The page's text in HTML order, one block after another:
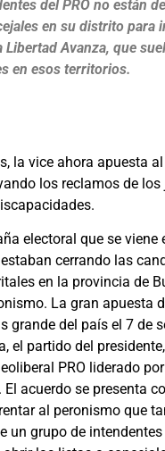
del PRO no están
en su distrito para
Libertad Avanza, que
en esos territorios.
la vice ahora apuesta
los reclamos de
electoral que se viene
cerrando las
en la provincia de
La gran apuesta
grande del país el 7 de
el partido del
PRO liderado
acuerdo se presenta
al peronismo que
un grupo de